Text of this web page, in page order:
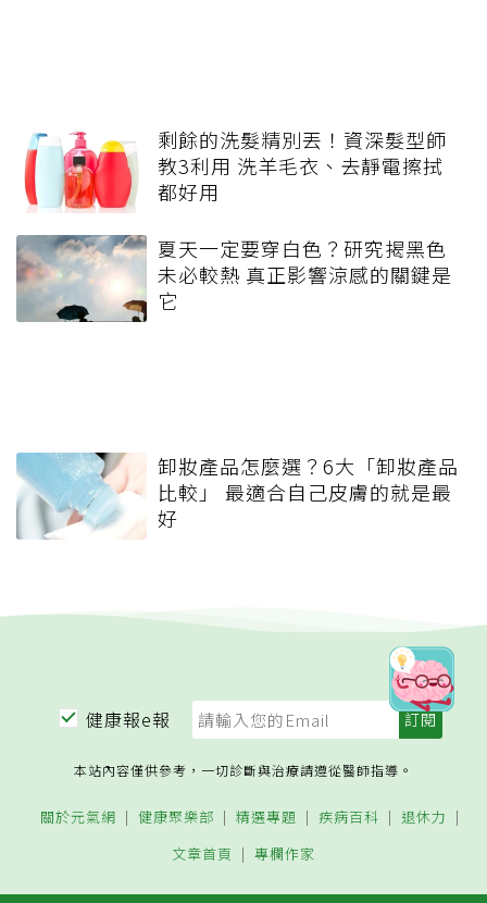
剩餘的洗髮精別丟！資深髮型師
教3利用 洗羊毛衣、去靜電擦拭
都好用
夏天一定要穿白色？研究揭黑色
未必較熱 真正影響涼感的關鍵是
它
卸妝產品怎麼選？6大「卸妝產品
比較」 最適合自己皮膚的就是最
好
健康報e報
本站內容僅供參考，一切診斷與治療請遵從醫師指導。
關於元氣網 健康聚樂部 精選專題 疾病百科
退休力
文章首頁
專欄作家